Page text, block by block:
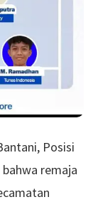
Posisi
remaja